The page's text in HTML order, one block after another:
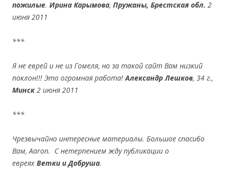
пожилые. Ирина Карымова, Пружаны, Брестская обл. 2
июня 2011
***
Я не еврей и не из Гомеля, но за такой сайт Вам низкий
поклон!!! Это огромная работа! Александр Лешков, 34 г.,
Минск 2 июня 2011
***
Чрезвычайно интересные материалы. Большое спасибо
Вам, Aaron. С нетерпением жду публикации о
евреях Ветки и Добруша.